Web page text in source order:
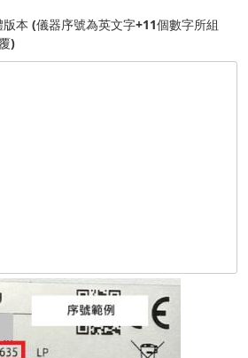
本 (儀器序號為英文字+11個數字所組
)